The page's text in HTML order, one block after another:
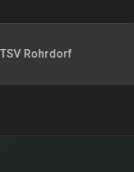
Rohrdorf